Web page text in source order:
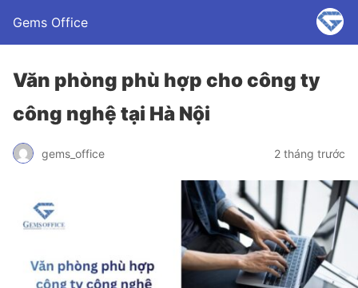
Gems Office
Văn phòng phù hợp cho công ty
công nghệ tại Hà Nội
gems_office 2 tháng trước